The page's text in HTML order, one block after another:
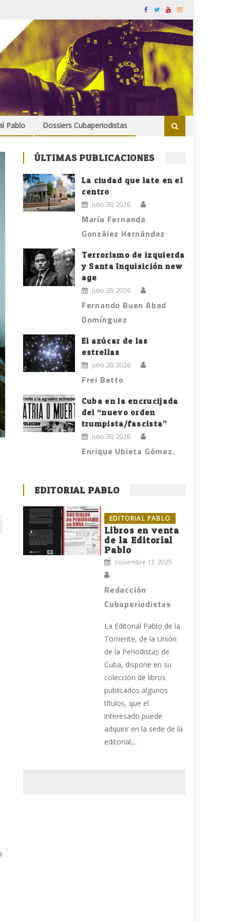
Pablo Dossiers Cubaperiodistas
ÚLTIMAS PUBLICACIONES
La ciudad que late en el
centro
julio 28, 2026
María Fernanda
González Hernández
Terrorismo de izquierda
y Santa Inquisición new
age
julio 28, 2026
Fernando Buen Abad
Domínguez
El azúcar de las
estrellas
julio 28, 2026
Frei Betto
Cuba en la encrucijada
del “nuevo orden
trumpista/fascista”
julio 28, 2026
Enrique Ubieta Gómez.
EDITORIAL PABLO
EDITORIAL PABLO
Libros en venta
de la Editorial
Pablo
noviembre 13, 2025
Redacción
Cubaperiodistas
La Editorial Pablo de la
Torriente, de la Unión
de la Periodistas de
Cuba, dispone en su
colección de libros
publicados algunos
títulos, que el
interesado puede
adquirir en la sede de la
editorial,...